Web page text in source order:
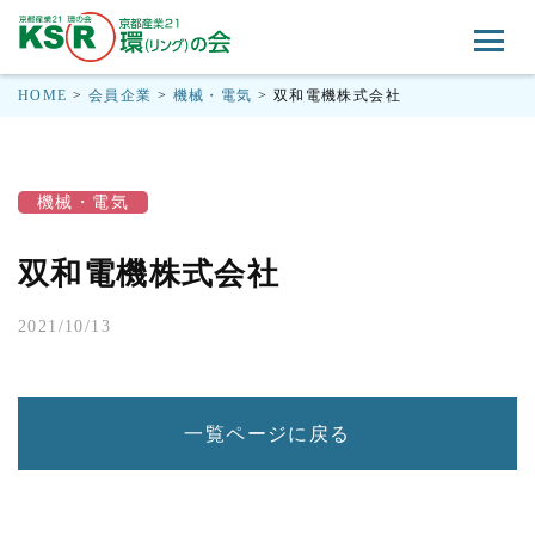
HOME > 会員企業 > 機械・電気 > 双和電機株式会社
機械・電気
双和電機株式会社
2021/10/13
一覧ページに戻る